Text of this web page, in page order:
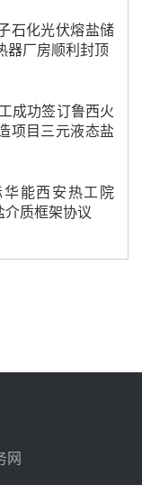
石化光伏熔盐储
器厂房顺利封顶
成功签订鲁西火
项目三元液态盐
能西安热工院
质框架协议
色低碳电力供给
人公示
网